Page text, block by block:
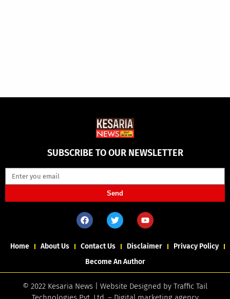
SUBSCRIBE TO OUR NEWSLETTER
Send
Home About Us Contact Us Disclaimer
Privacy Policy
Become An Author
© 2022 Kesaria News | Website Designed by Traffic Tail